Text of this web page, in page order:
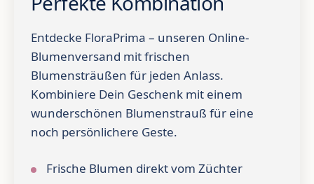
Entdecke FloraPrima – unseren Online-
Blumenversand mit frischen
Blumensträußen für jeden Anlass.
Kombiniere Dein Geschenk mit einem
wunderschönen Blumenstrauß für eine
noch persönlichere Geste.
Frische Blumen direkt vom Züchter